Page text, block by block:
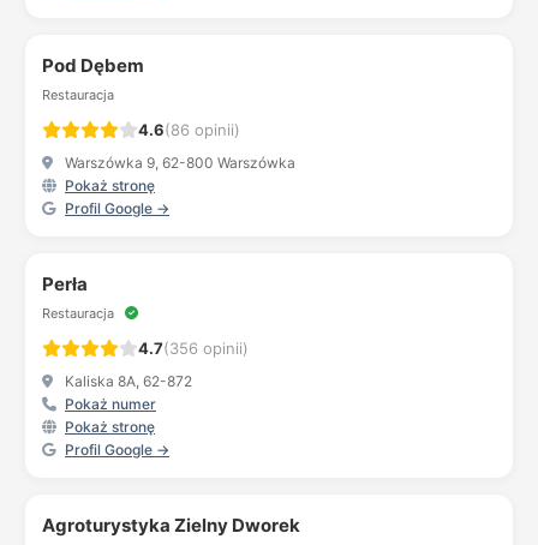
Pod Dębem
Restauracja
4.6(86 opinii)
Warszówka 9, 62-800 Warszówka
Pokaż stronę
Profil Google →
Perła
Restauracja
4.7(356 opinii)
Kaliska 8A, 62-872
Pokaż numer
Pokaż stronę
Profil Google →
Agroturystyka Zielny Dworek